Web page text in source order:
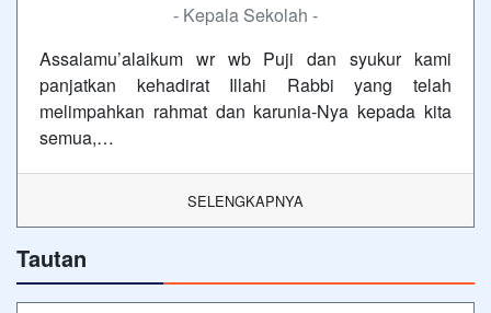
- Kepala Sekolah -
Assalamu’alaikum wr wb Puji dan syukur kami
panjatkan kehadirat Illahi Rabbi yang telah
melimpahkan rahmat dan karunia-Nya kepada kita
semua,…
SELENGKAPNYA
Tautan